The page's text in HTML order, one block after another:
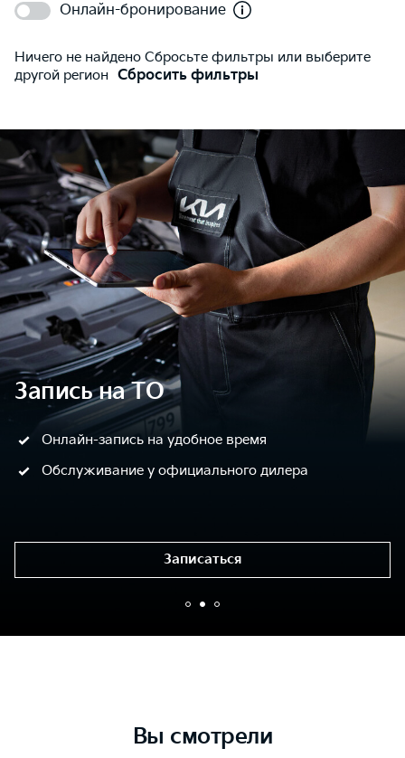
Онлайн-бронирование
Ничего не найдено Сбросьте фильтры или выберите
другой регион Сбросить фильтры
Запись на ТО
Онлайн-запись на удобное время
Обслуживание у официального дилера
Записаться
Вы смотрели